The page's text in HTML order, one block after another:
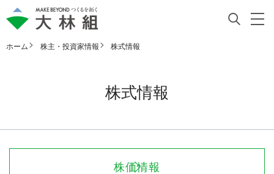
ホーム 株主・投資家情報 株式情報
株式情報
株価情報